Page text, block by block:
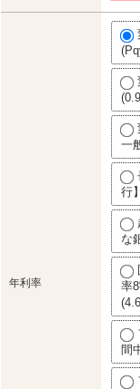
年利率
一
行
な
率
間